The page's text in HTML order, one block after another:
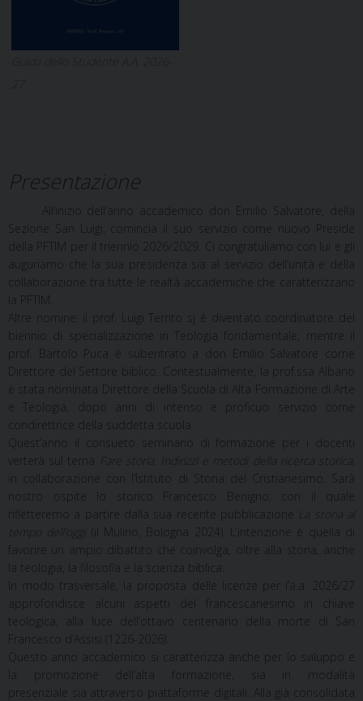
Presentazione
All’inizio dell’anno accademico don Emilio Salvatore, della
Sezione San Luigi, comincia il suo servizio come nuovo Preside
della PFTIM per il triennio 2026/2029. Ci congratuliamo con lui e gli
auguriamo che la sua presidenza sia al servizio dell’unità e della
collaborazione tra tutte le realtà accademiche che caratterizzano
la PFTIM.
Altre nomine: il prof. Luigi Territo sj è diventato coordinatore del
biennio di specializzazione in Teologia fondamentale, mentre il
prof. Bartolo Puca è subentrato a don Emilio Salvatore come
Direttore del Settore biblico. Contestualmente, la prof.ssa Albano
è stata nominata Direttore della Scuola di Alta Formazione di Arte
e Teologia, dopo anni di intenso e proficuo servizio come
condirettrice della suddetta scuola.
Quest’anno il consueto seminario di formazione per i docenti
verterà sul tema
in collaborazione con l’Istituto di Storia del Cristianesimo. Sarà
nostro ospite lo storico Francesco Benigno, con il quale
rifletteremo a partire dalla sua recente pubblicazione
(il Mulino, Bologna 2024). L’intenzione è quella di
favorire un ampio dibattito che coinvolga, oltre alla storia, anche
la teologia, la filosofia e la scienza biblica.
In modo trasversale, la proposta delle licenze per l’a.a. 2026/27
approfondisce alcuni aspetti del francescanesimo in chiave
teologica, alla luce dell’ottavo centenario della morte di San
Francesco d’Assisi (1226-2026).
Questo anno accademico si caratterizza anche per lo sviluppo e
la promozione dell’alta formazione, sia in modalità
presenziale sia attraverso piattaforme digitali. Alla già consolidata